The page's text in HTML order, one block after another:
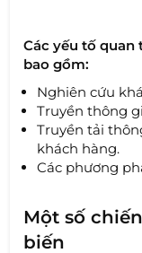
Các yếu tố
bao gồm:
Nghiên cứu
Truyền thông
Truyền tải
khách hàng.
Các phương
Một số
biến